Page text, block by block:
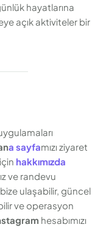
hayatlarına
açık aktiviteler bir
a sayfamızı ziyaret
hakkımızda
ve randevu
ulaşabilir, güncel
ve operasyon
hesabımızı